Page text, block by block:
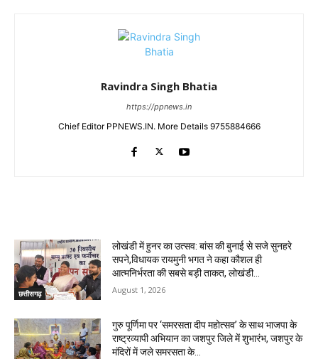
Ravindra Singh Bhatia
https://ppnews.in
Chief Editor PPNEWS.IN. More Details 9755884666
छत्तीसगढ़
लोखंडी में हुनर का उत्सव: बांस की बुनाई से सजे सुनहरे
सपने,विधायक रायमुनी भगत ने कहा कौशल ही
आत्मनिर्भरता की सबसे बड़ी ताकत, लोखंडी...
August 1, 2026
गुरु पूर्णिमा पर ‘समरसता दीप महोत्सव’ के साथ भाजपा के
राष्ट्रव्यापी अभियान का जशपुर जिले में शुभारंभ, जशपुर के
मंदिरों में जले समरसता के...